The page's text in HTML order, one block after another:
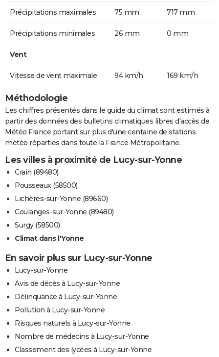
Précipitations maximales 75 mm 717 mm
Précipitations minimales 26 mm 0 mm
Vent
Vitesse de vent maximale 94 km/h 169 km/h
Méthodologie
Les chiffres présentés dans le guide du climat sont estimés à
partir des données des bulletins climatiques libres d'accès de
Météo France portant sur plus d'une centaine de stations
météo réparties dans toute la France Métropolitaine.
Les villes à proximité de Lucy-sur-Yonne
Crain (89480)
Pousseaux (58500)
Lichères-sur-Yonne (89660)
Coulanges-sur-Yonne (89480)
Surgy (58500)
Climat dans l'Yonne
En savoir plus sur Lucy-sur-Yonne
Lucy-sur-Yonne
Avis de décès à Lucy-sur-Yonne
Délinquance à Lucy-sur-Yonne
Pollution à Lucy-sur-Yonne
Risques naturels à Lucy-sur-Yonne
Nombre de médecins à Lucy-sur-Yonne
Classement des lycées à Lucy-sur-Yonne